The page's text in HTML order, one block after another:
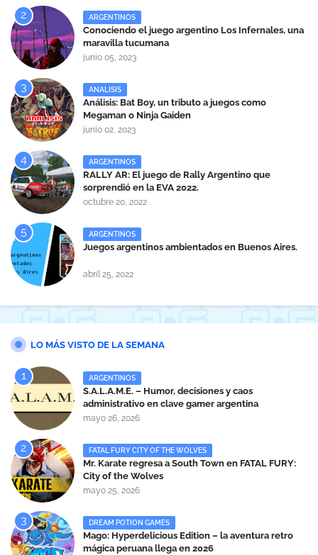
ARGENTINOS
Conociendo el juego argentino Los Infernales, una
maravilla tucumana
junio 05, 2023
ANALISIS
Análisis: Bat Boy, un tributo a juegos como
Megaman o Ninja Gaiden
junio 02, 2023
ARGENTINOS
RALLY AR: El juego de Rally Argentino que
sorprendió en la EVA 2022.
octubre 20, 2022
ARGENTINOS
Juegos argentinos ambientados en Buenos Aires.
abril 25, 2022
LO MÁS VISTO DE LA SEMANA
ARGENTINOS
S.A.L.A.M.E. – Humor, decisiones y caos
administrativo en clave gamer argentina
mayo 26, 2026
FATAL FURY CITY OF THE WOLVES
Mr. Karate regresa a South Town en FATAL FURY:
City of the Wolves
mayo 25, 2026
DREAM POTION GAMES
Mago: Hyperdelicious Edition – la aventura retro
mágica peruana llega en 2026